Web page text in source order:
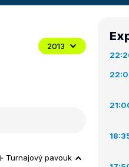
2013
Turnajový pavouk